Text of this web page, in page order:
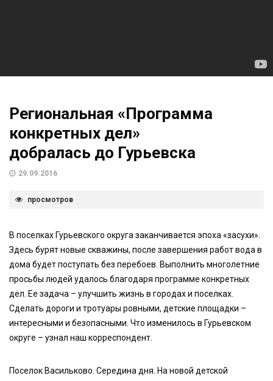
Региональная «Программа
конкретных дел»
добралась до Гурьевска
29.09.2016
просмотров
В поселках Гурьевского округа заканчивается эпоха «засухи».
Здесь бурят новые скважины, после завершения работ вода в
дома будет поступать без перебоев. Выполнить многолетние
просьбы людей удалось благодаря программе конкретных
дел. Ее задача – улучшить жизнь в городах и поселках.
Сделать дороги и тротуары ровными, детские площадки –
интересными и безопасными. Что изменилось в Гурьевском
округе – узнал наш корреспондент.
Поселок Васильково. Середина дня. На новой детской